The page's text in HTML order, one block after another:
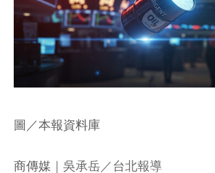
圖／本報資料庫
商傳媒 ｜吳承岳／台北報導